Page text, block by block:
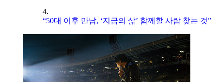
4.
“50대 이후 만남, ‘지금의 삶’ 함께할 사람 찾는 것”